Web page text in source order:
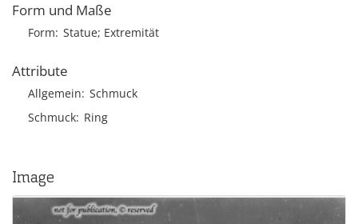
Form und Maße
Form Statue; Extremität
Attribute
Allgemein Schmuck
Schmuck Ring
Image